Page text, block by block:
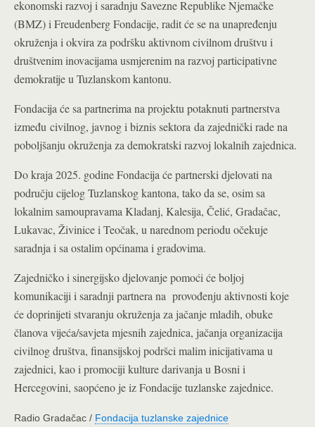
ekonomski razvoj i saradnju Savezne Republike Njemačke
(BMZ) i Freudenberg Fondacije, radit će se na unapređenju
okruženja i okvira za podršku aktivnom civilnom društvu i
društvenim inovacijama usmjerenim na razvoj participativne
demokratije u Tuzlanskom kantonu.
Fondacija će sa partnerima na projektu potaknuti partnerstva
između civilnog, javnog i biznis sektora da zajednički rade na
poboljšanju okruženja za demokratski razvoj lokalnih zajednica.
Do kraja 2025. godine Fondacija će partnerski djelovati na
području cijelog Tuzlanskog kantona, tako da se, osim sa
lokalnim samoupravama Kladanj, Kalesija, Čelić, Gradačac,
Lukavac, Živinice i Teočak, u narednom periodu očekuje
saradnja i sa ostalim općinama i gradovima.
Zajedničko i sinergijsko djelovanje pomoći će boljoj
komunikaciji i saradnji partnera na provođenju aktivnosti koje
će doprinijeti stvaranju okruženja za jačanje mladih, obuke
članova vijeća/savjeta mjesnih zajednica, jačanja organizacija
civilnog društva, finansijskoj podršci malim inicijativama u
zajednici, kao i promociji kulture darivanja u Bosni i
Hercegovini, saopćeno je iz Fondacije tuzlanske zajednice.
Radio Gradačac / Fondacija tuzlanske zajednice